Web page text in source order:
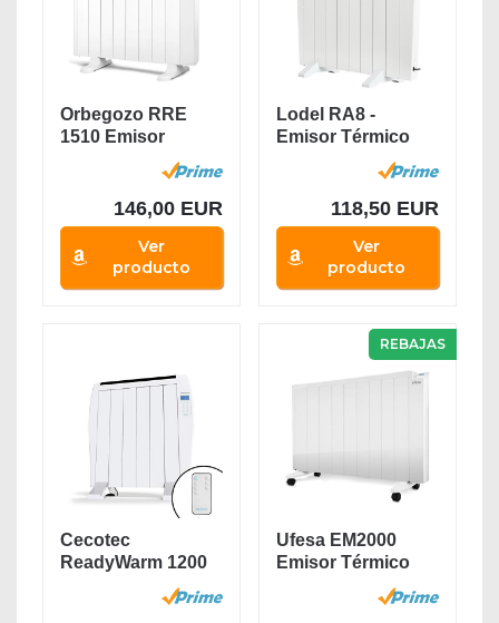
Orbegozo RRE
1510 Emisor
Consumo, 8...
146,00 EUR
Ver
producto
Lodel RA8 -
Emisor Térmico
118,50 EUR
Ver
producto
Cecotec
ReadyWarm 1200
Connector -...
REBAJAS
Ufesa EM2000
Emisor Térmico
con 2000W de...